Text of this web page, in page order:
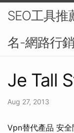
SEO工具
名-網路行
Je Tall
Aug 27, 2013
Vpn替代產品 安